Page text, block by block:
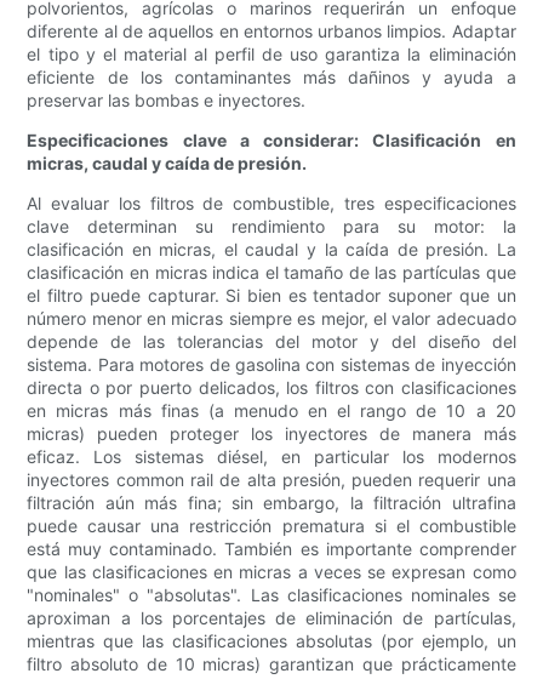
polvorientos, agrícolas o marinos requerirán un enfoque
diferente al de aquellos en entornos urbanos limpios. Adaptar
el tipo y el material al perfil de uso garantiza la eliminación
eficiente de los contaminantes más dañinos y ayuda a
preservar las bombas e inyectores.
Especificaciones clave a considerar: Clasificación en
micras, caudal y caída de presión.
Al evaluar los filtros de combustible, tres especificaciones
clave determinan su rendimiento para su motor: la
clasificación en micras, el caudal y la caída de presión. La
clasificación en micras indica el tamaño de las partículas que
el filtro puede capturar. Si bien es tentador suponer que un
número menor en micras siempre es mejor, el valor adecuado
depende de las tolerancias del motor y del diseño del
sistema. Para motores de gasolina con sistemas de inyección
directa o por puerto delicados, los filtros con clasificaciones
en micras más finas (a menudo en el rango de 10 a 20
micras) pueden proteger los inyectores de manera más
eficaz. Los sistemas diésel, en particular los modernos
inyectores common rail de alta presión, pueden requerir una
filtración aún más fina; sin embargo, la filtración ultrafina
puede causar una restricción prematura si el combustible
está muy contaminado. También es importante comprender
que las clasificaciones en micras a veces se expresan como
"nominales" o "absolutas". Las clasificaciones nominales se
aproximan a los porcentajes de eliminación de partículas,
mientras que las clasificaciones absolutas (por ejemplo, un
filtro absoluto de 10 micras) garantizan que prácticamente